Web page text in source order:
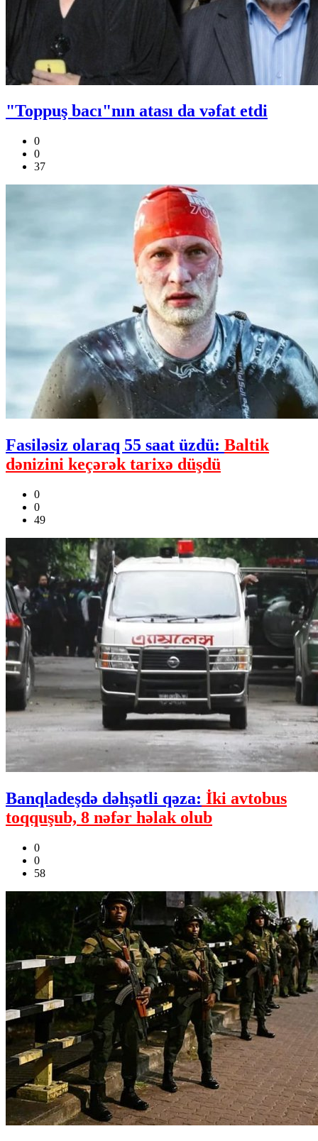
"Toppuş bacı"nın atası da vəfat etdi
0
0
37
Fasiləsiz olaraq 55 saat üzdü: Baltik
dənizini keçərək tarixə düşdü
0
0
49
Banqladeşdə dəhşətli qəza: İki avtobus
toqquşub, 8 nəfər həlak olub
0
0
58